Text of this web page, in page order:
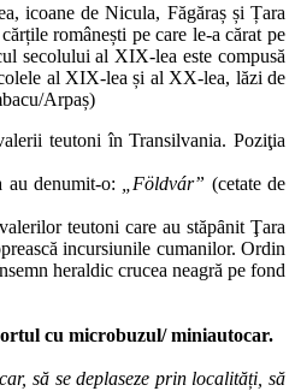
icoane de Nicula, Făgăraș și Țara
românești pe care le-a cărat pe
secolului al XIX-lea este compusă
al XIX-lea și al XX-lea, lăzi de
Arpaș)
teutoni în Transilvania. Poziţia
au denumit-o: „Földvár” (cetate de
teutoni care au stăpȃnit Ţara
incursiunile cumanilor. Ordin
heraldic crucea neagră pe fond
cu microbuzul/ miniautocar.
să se deplaseze prin localități, să